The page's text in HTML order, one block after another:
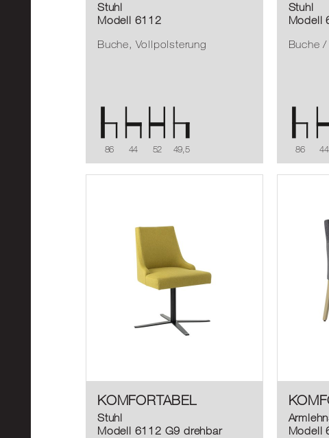
Stuhl
Modell 6112
Buche, Vollpolsterung
86 44 52 49,5
Stuhl
Modell
Buche
86 44
KOMFORTABEL
Stuhl
Modell 6112 G9 drehbar
Modell